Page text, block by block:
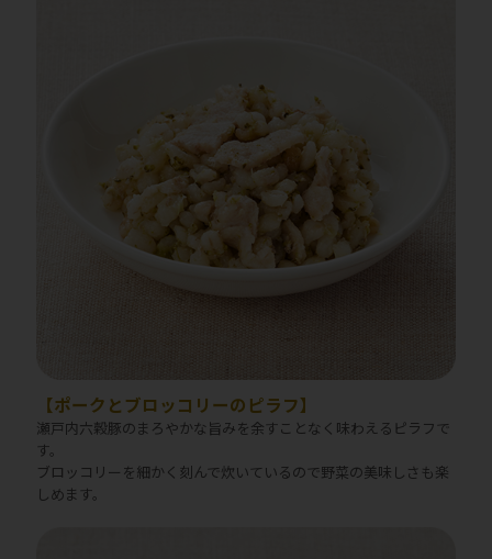
【ポークとブロッコリーのピラフ】
瀬戸内六穀豚のまろやかな旨みを余すことなく味わえるピラフで
す。
ブロッコリーを細かく刻んで炊いているので野菜の美味しさも楽
しめます。